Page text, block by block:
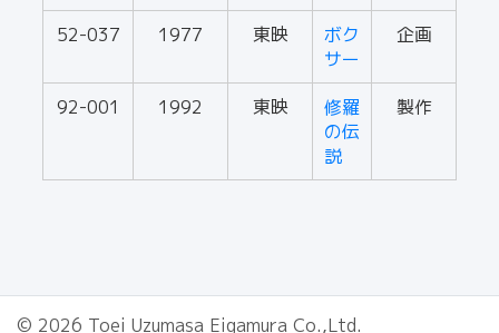
52-037 1977 東映
ボク
サー
企画
92-001 1992 東映
修羅
の伝
説
製作
© 2026 Toei Uzumasa Eigamura Co.,Ltd.